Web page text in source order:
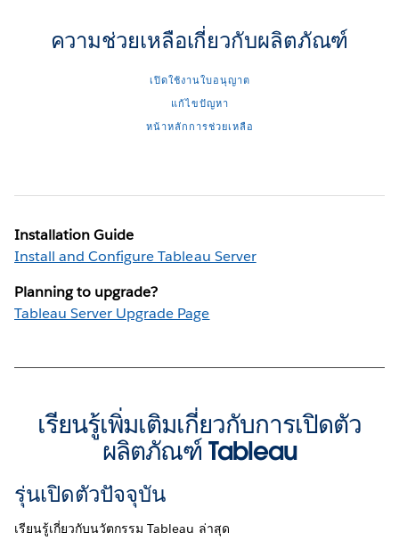
ความช่วยเหลือเกี่ยวกับผลิตภัณฑ์
เปิดใช้งานใบอนุญาต
แก้ไขปัญหา
หน้าหลักการช่วยเหลือ
Installation Guide
Install and Configure Tableau Server
Planning to upgrade?
Tableau Server Upgrade Page
เรียนรู้เพิ่มเติมเกี่ยวกับการเปิดตัว
ผลิตภัณฑ์ Tableau
รุ่นเปิดตัวปัจจุบัน
เรียนรู้เกี่ยวกับนวัตกรรม Tableau ล่าสุด